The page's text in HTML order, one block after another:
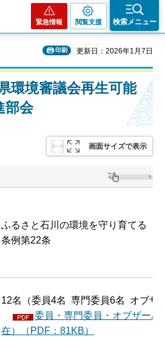
緊急情報 閲覧支援 検索メニュー
印刷 更新日：2026年1月7日
環境審議会再生可能
部会
画面サイズで表示
ふるさと石川の環境を守り育てる
条例第22条
12名（委員4名 専門委員6名 オブザ
委員・専門委員・オブザー
在）（PDF：81KB）